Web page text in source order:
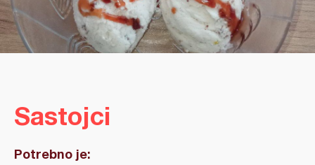
Sastojci
Potrebno je: